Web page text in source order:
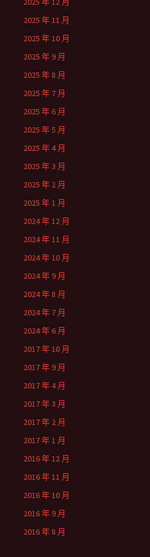
2025 年 11 月
2025 年 10 月
2025 年 9 月
2025 年 8 月
2025 年 7 月
2025 年 6 月
2025 年 5 月
2025 年 4 月
2025 年 3 月
2025 年 2 月
2025 年 1 月
2024 年 12 月
2024 年 11 月
2024 年 10 月
2024 年 9 月
2024 年 8 月
2024 年 7 月
2024 年 6 月
2017 年 10 月
2017 年 9 月
2017 年 4 月
2017 年 3 月
2017 年 2 月
2017 年 1 月
2016 年 12 月
2016 年 11 月
2016 年 10 月
2016 年 9 月
2016 年 8 月